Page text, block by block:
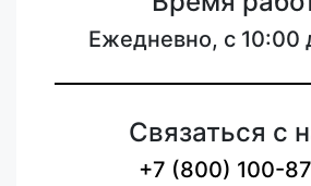
Ежедневно, с 10:00
Связаться с
+7 (800) 100-